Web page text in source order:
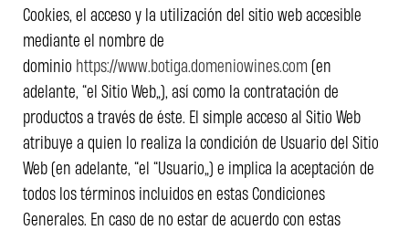
Cookies, el acceso y la utilización del sitio web accesible
mediante el nombre de
dominio https://www.botiga.domeniowines.com(en
adelante, “el Sitio Web”), así como la contratación de
productos a través de éste. El simple acceso al Sitio Web
atribuye a quien lo realiza la condición de Usuario del Sitio
Web (en adelante, “el “Usuario”) e implica la aceptación de
todos los términos incluidos en estas Condiciones
Generales. En caso de no estar de acuerdo con estas